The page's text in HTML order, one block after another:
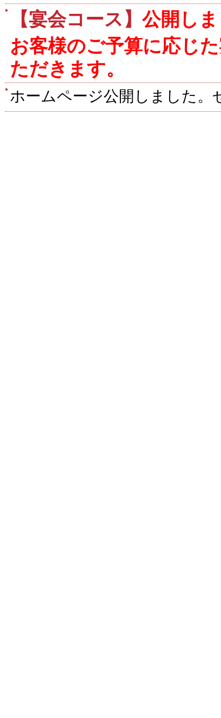
【宴会コース】公開し
お客様のご予算に応じ
ただきます。
ホームページ公開しました